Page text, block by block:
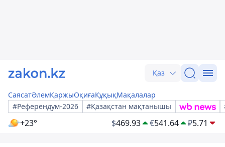
Қаз
СаясатӘлемҚаржыОқиғаҚұқықМақалалар
#Референдум-2026
#Қазақстан мақтанышы
+23° $469.93 €541.64 ₽5.71